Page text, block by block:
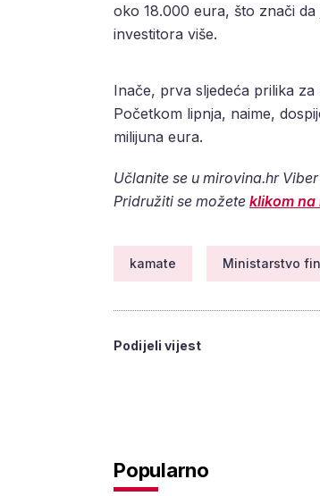
oko 18.000 eura, što znači
investitora više.
Inače, prva sljedeća prilika
Početkom lipnja, naime,
milijuna eura.
Učlanite se u mirovina.hr
Pridružiti se možete klikom na
kamate Ministarstvo
Podijeli vijest
Popularno